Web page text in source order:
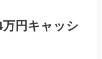
円キャッシ